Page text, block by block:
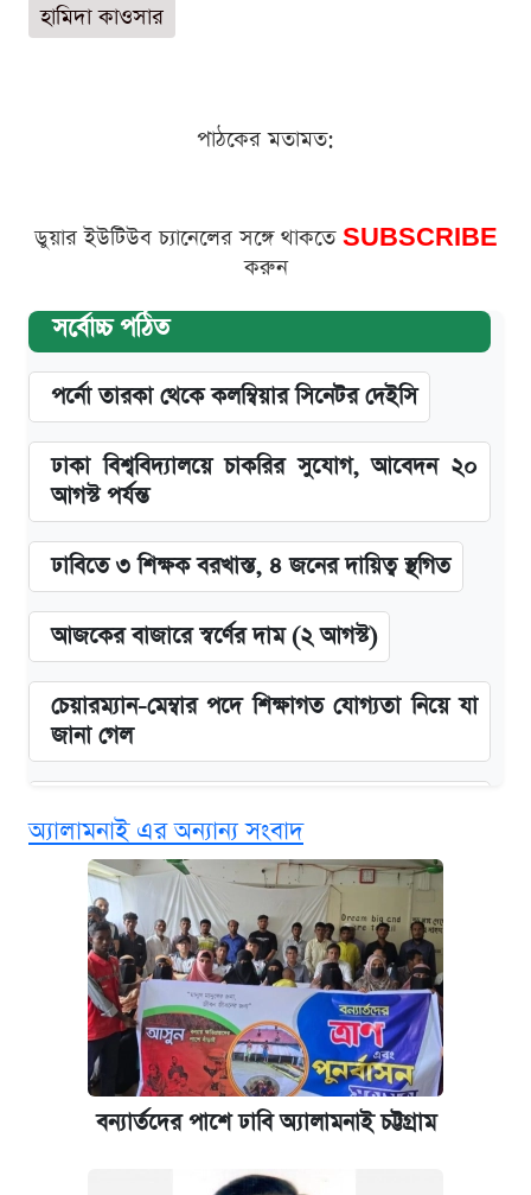
হামিদা কাওসার
পাঠকের মতামত:
ডুয়ার ইউটিউব চ্যানেলের সঙ্গে থাকতে SUBSCRIBE
করুন
সর্বোচ্চ পঠিত
পর্নো তারকা থেকে কলম্বিয়ার সিনেটর দেইসি
ঢাকা বিশ্ববিদ্যালয়ে চাকরির সুযোগ, আবেদন ২০
আগস্ট পর্যন্ত
ঢাবিতে ৩ শিক্ষক বরখাস্ত, ৪ জনের দায়িত্ব স্থগিত
আজকের বাজারে স্বর্ণের দাম (২ আগস্ট)
চেয়ারম্যান-মেম্বার পদে শিক্ষাগত যোগ্যতা নিয়ে যা
জানা গেল
ভাতা
জুলাই স্মৃতি জাদুঘরে যেতে টিকিট কাটবেন যেভাবে
দেশের বাজারে ফের বেড়েছে সোনার দাম
ঢাবির সূর্যসেন হলে সমকামিতার অভিযোগে দুইজন
আটক
ভাতা-উপবৃত্তির আবেদন শুরু, জেনে নিন পদ্ধতি
অ্যালামনাই এর অন্যান্য সংবাদ
বন্যার্তদের পাশে ঢাবি অ্যালামনাই চট্টগ্রাম